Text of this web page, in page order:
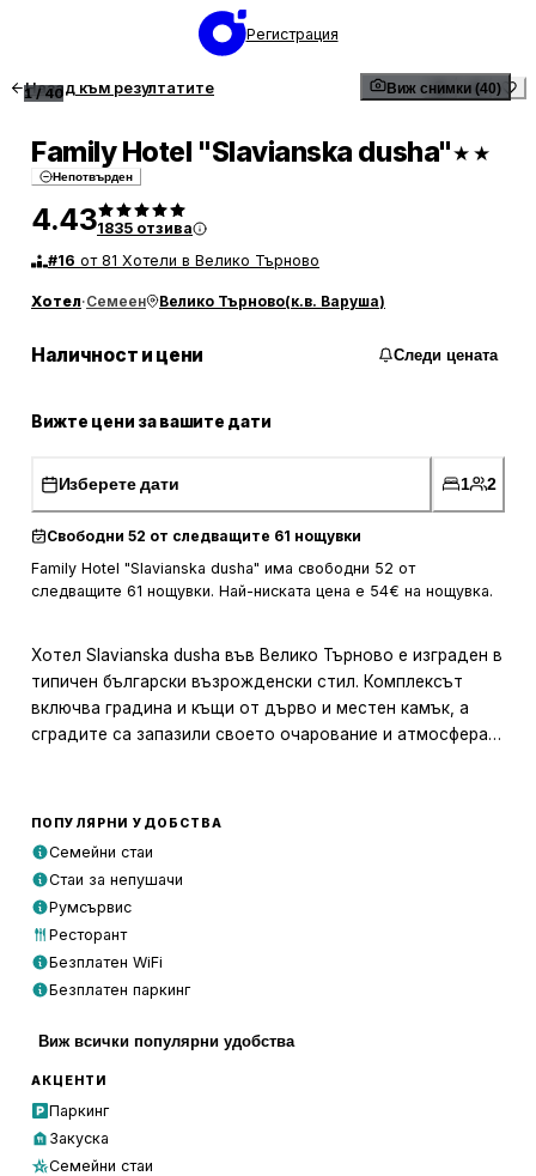
Регистрация
Назад към резултатите
1/40 Виж снимки (40)
Family Hotel "Slavianska dusha"★★
Непотвърден
4.431835 отзива
#16 от 81 Хотели в Велико Търново
Хотел·Семеен Велико Търново(к.в. Варуша)
Наличност и цени Следи цената
Вижте цени за вашите дати
Изберете дати 1 2
Свободни 52 от следващите 61 нощувки
Family Hotel "Slavianska dusha" има свободни 52 от
следващите 61 нощувки. Най-ниската цена е 54€ на нощувка.
Хотел Slavianska dusha във Велико Търново е изграден в
типичен български възрожденски стил. Комплексът
включва градина и къщи от дърво и местен камък, а
сградите са запазили своето очарование и атмосфера
кабелна телевизия и собствена баня. Повечето
помещения имат балкон, а през зимата отоплението е
денонощно.
Хотелът е на площад „Самоводска чаршия“, където са
възстановени работилници на майстори и занаятчии от
минути пеша. На разположение е малък ресторант със
закуска, напитки и рум-сървиз, а паркирането е
безплатно.
ПОПУЛЯРНИ УДОБСТВА
Семейни стаи
Стаи за непушачи
Румсървис
Ресторант
Безплатен WiFi
Безплатен паркинг
Виж всички популярни удобства
АКЦЕНТИ
Паркинг
Закуска
Семейни стаи